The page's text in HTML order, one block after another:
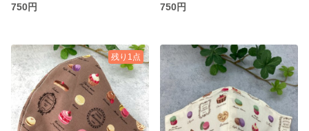
750円
750円
残り1点